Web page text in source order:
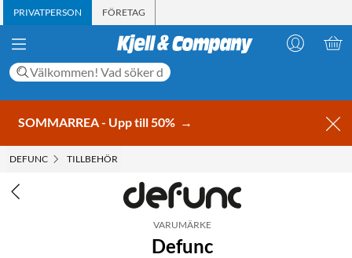
PRIVATPERSON FÖRETAG
SOMMARREA - Upp till 50% →
DEFUNC TILLBEHÖR
VARUMÄRKE
Defunc